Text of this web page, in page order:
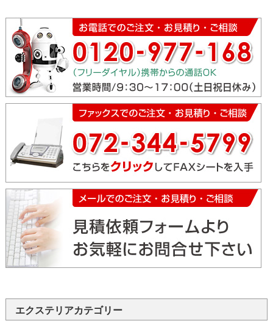
エクステリアカテゴリー